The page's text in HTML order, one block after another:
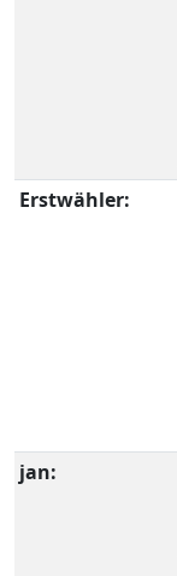
Erstwähler:
jan: